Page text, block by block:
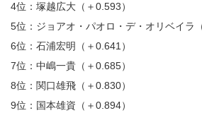
4位：塚越広大（＋0.593）
5位：ジョアオ・パオロ・デ・オリベイラ
6位：石浦宏明（＋0.641）
7位：中嶋一貴（＋0.685）
8位：関口雄飛（＋0.830）
9位：国本雄資（＋0.894）